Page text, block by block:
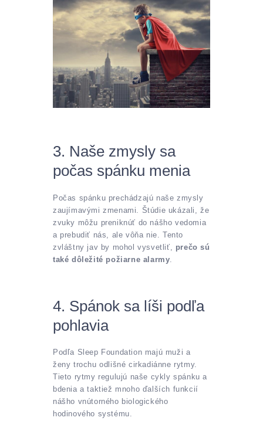
3. Naše zmysly sa
počas spánku menia
Počas spánku prechádzajú naše zmysly
zaujímavými zmenami. Štúdie ukázali, že
zvuky môžu preniknúť do nášho vedomia
a prebudiť nás, ale vôňa nie. Tento
zvláštny jav by mohol vysvetliť, prečo sú
také dôležité požiarne alarmy
4. Spánok sa líši podľa
pohlavia
Podľa Sleep Foundation majú muži a
ženy trochu odlišné cirkadiánne rytmy.
Tieto rytmy regulujú naše cykly spánku a
bdenia a taktiež mnoho ďalších funkcií
nášho vnútorného biologického
hodinového systému.